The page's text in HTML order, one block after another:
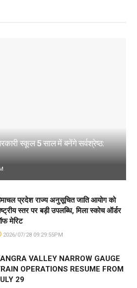
स्कूल 5 साल में बनेंगे सर्वश्रेष्ठ:
प्रदेश राज्य अनुसूचित जाति आयोग को
स्तर पर बड़ी उपलब्धि, मिला स्कोच ऑर्डर
मेरिट
2026/07/28 09:29:55PM
VALLEY NARROW GAUGE
OPERATIONS RESUME FROM
29